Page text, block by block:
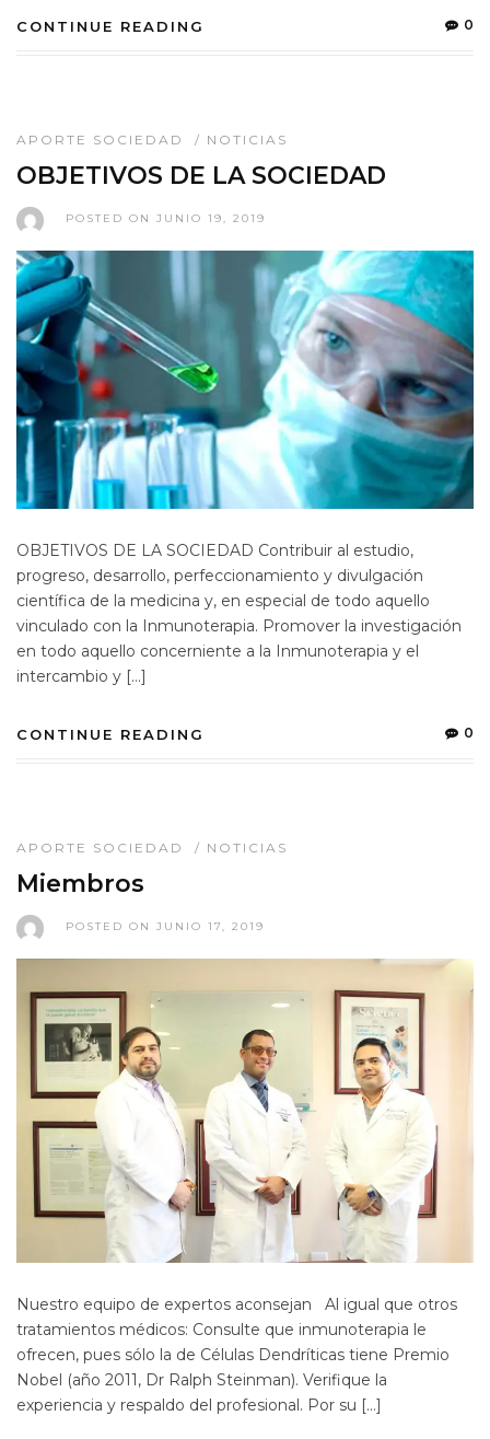
CONTINUE READING 0
APORTE SOCIEDAD / NOTICIAS
OBJETIVOS DE LA SOCIEDAD
POSTED ON JUNIO 19, 2019
OBJETIVOS DE LA SOCIEDAD Contribuir al estudio,
progreso, desarrollo, perfeccionamiento y divulgación
científica de la medicina y, en especial de todo aquello
vinculado con la Inmunoterapia. Promover la investigación
en todo aquello concerniente a la Inmunoterapia y el
intercambio y […]
CONTINUE READING 0
APORTE SOCIEDAD / NOTICIAS
Miembros
POSTED ON JUNIO 17, 2019
Nuestro equipo de expertos aconsejan Al igual que otros
tratamientos médicos: Consulte que inmunoterapia le
ofrecen, pues sólo la de Células Dendríticas tiene Premio
Nobel (año 2011, Dr Ralph Steinman). Verifique la
experiencia y respaldo del profesional. Por su […]